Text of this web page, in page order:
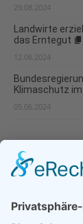
29.08.2024
Landwirte
das Erntegut
12.06.2024
Klimaschutz
05.06.2024